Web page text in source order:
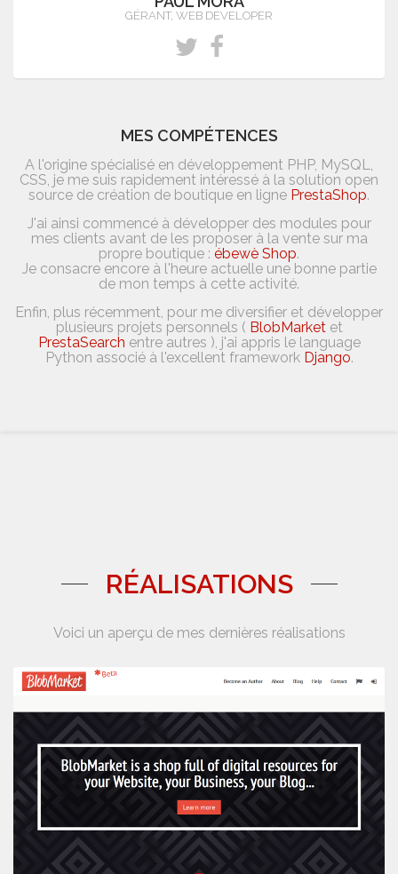
GÉRANT, WEB DEVELOPER
MES COMPÉTENCES
A l'origine spécialisé en développement PHP, MySQL,
CSS, je me suis rapidement intéressé à la solution open
source de création de boutique en ligne PrestaShop.
J'ai ainsi commencé à développer des modules pour
mes clients avant de les proposer à la vente sur ma
propre boutique : ébewè Shop.
Je consacre encore à l'heure actuelle une bonne partie
de mon temps à cette activité.
Enfin, plus récemment, pour me diversifier et développer
plusieurs projets personnels ( BlobMarketet
PrestaSearch entre autres ), j'ai appris le language
Python associé à l'excellent framework Django.
RÉALISATIONS
Voici un aperçu de mes dernières réalisations